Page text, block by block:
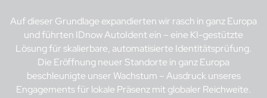
Auf dieser Grundlage expandierten wir rasch in ganz Europa
und führten IDnow AutoIdent ein – eine KI-gestützte
Lösung für skalierbare, automatisierte Identitätsprüfung.
Die Eröffnung neuer Standorte in ganz Europa
beschleunigte unser Wachstum – Ausdruck unseres
Engagements für lokale Präsenz mit globaler Reichweite.